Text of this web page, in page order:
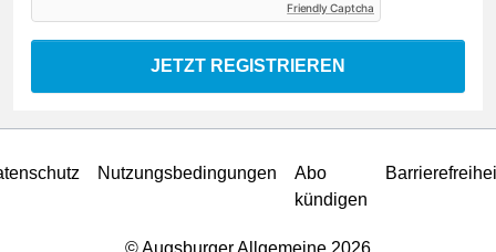
Friendly Captcha
JETZT REGISTRIEREN
Nutzungsbedingungen
Abo
kündigen